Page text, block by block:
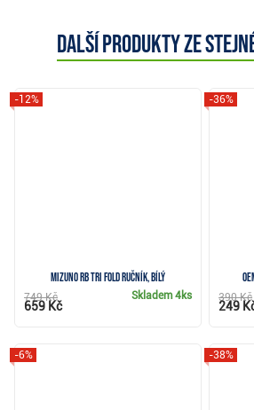
Další produkty ze
Mizuno RB Tri Fold ručník, bílý
-12%
Skladem4ks
749 Kč
659 Kč
-36%
390 Kč
249
-6% -38%